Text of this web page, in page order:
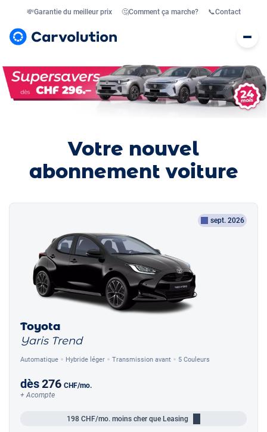
💸Garantie du meilleur prix 🤔Comment ça marche? 📞Contact
Votre nouvel
abonnement voiture
sept. 2026
Toyota
Yaris Trend
Automatique Hybride léger Transmission avant 5 Couleurs
dès276 CHF/mo.
+ Acompte
198 CHF/mo. moins cher que Leasing